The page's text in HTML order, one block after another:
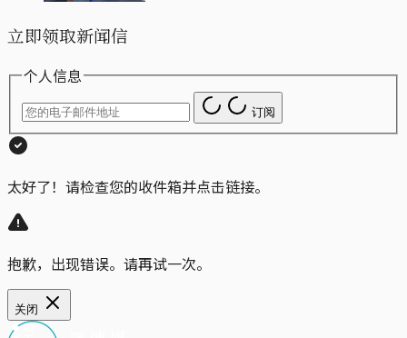
立即领取新闻信
个人信息
订阅
太好了！请检查您的收件箱并点击链接。
抱歉，出现错误。请再试一次。
关闭